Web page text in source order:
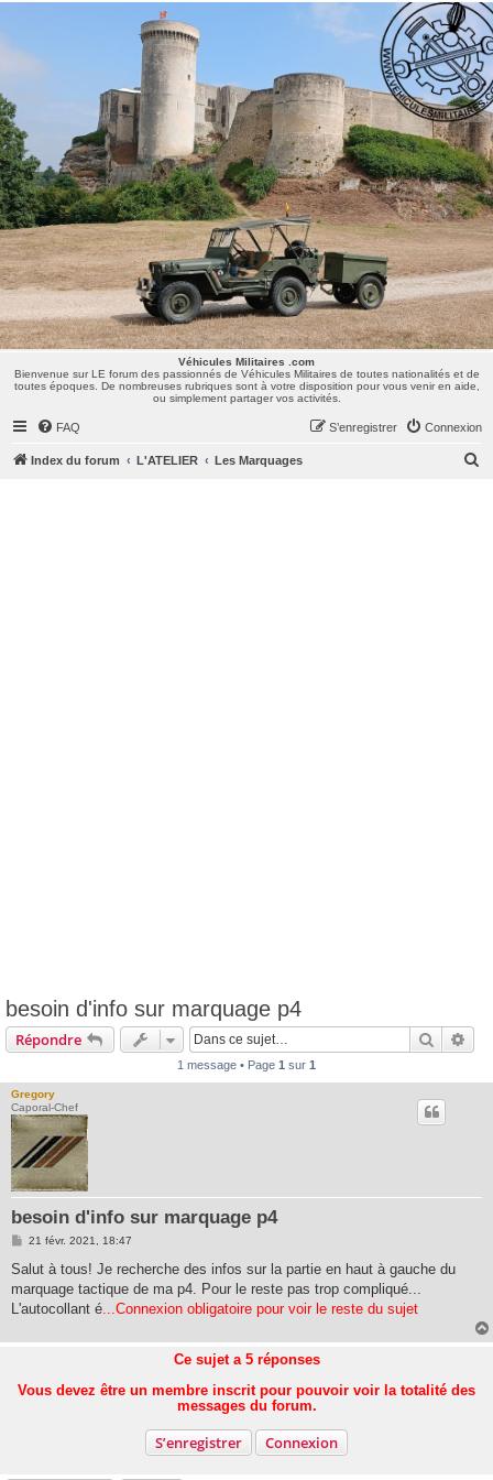
Véhicules Militaires .com
Bienvenue sur LE forum des passionnés de Véhicules Militaires de toutes nationalités et de
toutes époques. De nombreuses rubriques sont à votre disposition pour vous venir en aide,
ou simplement partager vos activités.
Véhicules Militaires .com
Bienvenue sur LE forum des passionnés de Véhicules Militaires de toutes nationalités et de
toutes époques. De nombreuses rubriques sont à votre disposition pour vous venir en aide,
ou simplement partager vos activités.
FAQ Connexion
S’enregistrer
Index du forum L'ATELIER Les Marquages
besoin d'info sur marquage p4
Répondre
1 message • Page 1 sur 1
Gregory
Caporal-Chef
besoin d'info sur marquage p4
M
s
a
g
21 févr. 2021, 18:47
Salut à tous! Je recherche des infos sur la partie en haut à gauche du
marquage tactique de ma p4. Pour le reste pas trop compliqué...
L'autocollant é ...Connexion obligatoire pour voir le reste du sujet
Ce sujet a 5réponses
Vous devez être un membre inscrit pour pouvoir voir la totalité des
messages du forum.
S’enregistrer Connexion